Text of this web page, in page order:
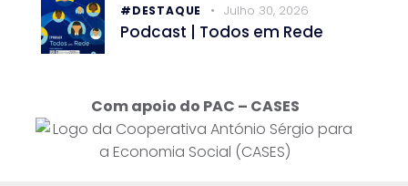
#DESTAQUE Julho 30, 2026
Podcast | Todos em Rede
Com apoio do PAC – CASES